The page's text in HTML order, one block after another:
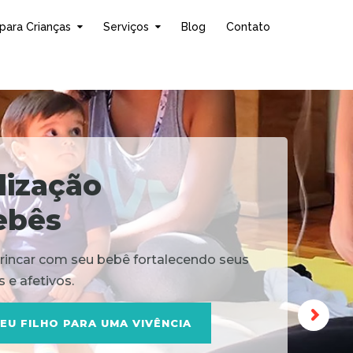
Crianças Serviços Blog Contato
ização
bês
FILHO PARA UMA VIVÊNCIA
com seu bebê fortalecendo seus
e afetivos.